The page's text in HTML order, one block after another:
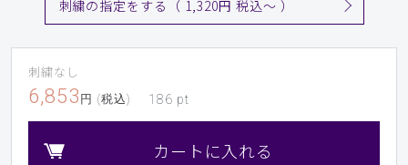
刺繍の指定をする（ 1,320円 税込〜 ）
刺繍なし
6,853 円 (税込) 186 pt
カートに入れる